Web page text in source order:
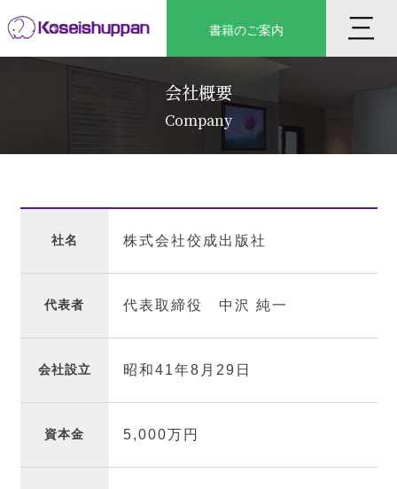
to
content
書籍のご案内 三
会社概要
Company
社名 株式会社佼成出版社
代表者 代表取締役 中沢 純一
会社設立 昭和41年8月29日
資本金 5,000万円